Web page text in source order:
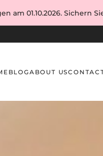
BLOGABOUT US
am 01.10.2026. Sichern